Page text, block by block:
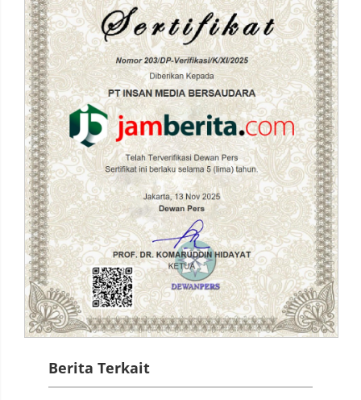
Berita Terkait